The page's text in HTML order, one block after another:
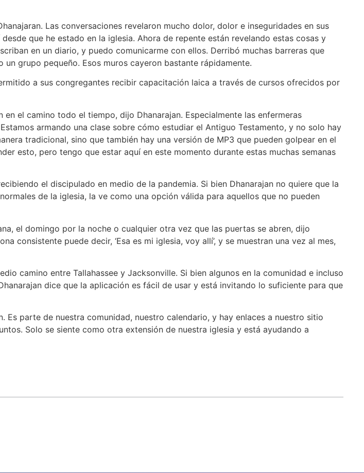
Las conversaciones revelaron mucho dolor, dolor e inseguridades en sus
que he estado en la iglesia. Ahora de repente están revelando estas cosas y
en un diario, y puedo comunicarme con ellos. Derribó muchas barreras que
grupo pequeño. Esos muros cayeron bastante rápidamente.
a sus congregantes recibir capacitación laica a través de cursos ofrecidos por
el camino todo el tiempo, dijo Dhanarajan. Especialmente las enfermeras
armando una clase sobre cómo estudiar el Antiguo Testamento, y no solo hay
tradicional, sino que también hay una versión de MP3 que pueden golpear en el
esto, pero tengo que estar aquí en este momento durante estas muchas semanas
el discipulado en medio de la pandemia. Si bien Dhanarajan no quiere que la
de la iglesia, la ve como una opción válida para aquellos que no pueden
el domingo por la noche o cualquier otra vez que las puertas se abren, dijo
consistente puede decir, ‘Esa es mi iglesia, voy allí’, y se muestran una vez al mes,
camino entre Tallahassee y Jacksonville. Si bien algunos en la comunidad e incluso
dice que la aplicación es fácil de usar y está invitando lo suficiente para que
Es parte de nuestra comunidad, nuestro calendario, y hay enlaces a nuestro sitio
Solo se siente como otra extensión de nuestra iglesia y está ayudando a